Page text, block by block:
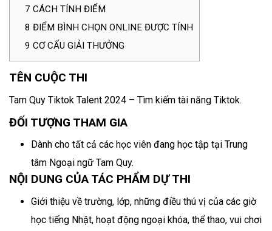
7 CÁCH TÍNH ĐIỂM
8 ĐIỂM BÌNH CHỌN ONLINE ĐƯỢC TÍNH
9 CƠ CẤU GIẢI THƯỞNG
TÊN CUỘC THI
Tam Quy Tiktok Talent 2024 – Tìm kiếm tài năng Tiktok.
ĐỐI TƯỢNG THAM GIA
Dành cho tất cả các học viên đang học tập tại Trung
tâm Ngoại ngữ Tam Quy.
NỘI DUNG CỦA TÁC PHẨM DỰ THI
Giới thiệu về trường, lớp, những điều thú vị của các giờ
học tiếng Nhật, hoạt động ngoại khóa, thể thao, vui chơi